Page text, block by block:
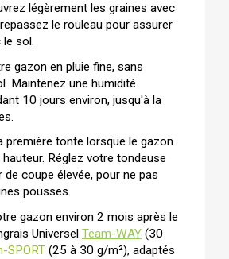
légèrement les graines avec
le rouleau pour assurer
sol.
gazon en pluie fine, sans
Maintenez une humidité
10 jours environ, jusqu'à la
première tonte lorsque le gazon
Réglez votre tondeuse
de coupe élevée, pour ne pas
pousses.
gazon environ 2 mois après le
Universel Team-WAY (30
SPORT (25 à 30 g/m²), adaptés